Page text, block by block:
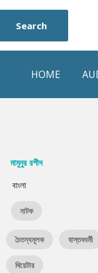
Search
HOME
মামুনুর রশীদ
বাংলা
নাটক
চৈতন্যমূলক বাস্তবধর্মী
থিয়েটার